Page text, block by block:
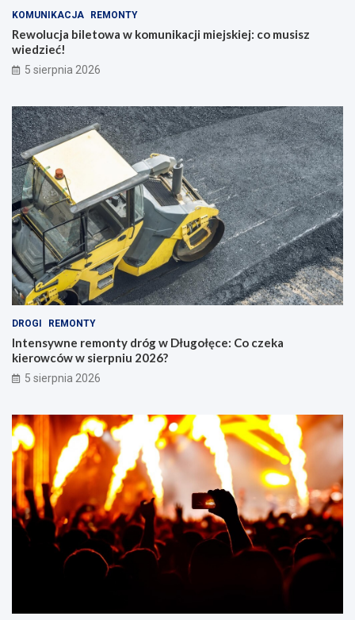
KOMUNIKACJA REMONTY
Rewolucja biletowa w komunikacji miejskiej: co musisz
wiedzieć!
5 sierpnia 2026
DROGI REMONTY
Intensywne remonty dróg w Długołęce: Co czeka
kierowców w sierpniu 2026?
5 sierpnia 2026